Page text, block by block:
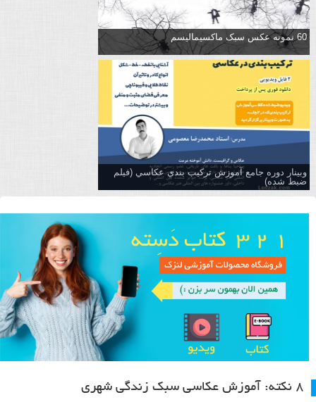
60 نمونه عکس سبک ماکسیمالیسم
وبینار دوره جامع آموزش تركيب بندي عكاسي (فیلم
ضبط شده)
۸ نکته: آموزش عکاسی سبک زندگی شهری